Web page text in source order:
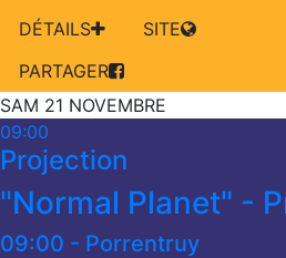
DÉTAILS
SITE
PARTAGER
SAM 21 NOVEMBRE
09:00
Projection
"Normal Planet" -
09:00 - Porrentruy